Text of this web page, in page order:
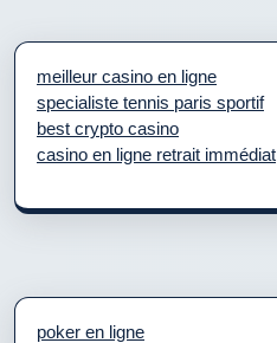
meilleur casino en ligne
specialiste tennis paris sportif
best crypto casino
casino en ligne retrait immédiat
poker en ligne